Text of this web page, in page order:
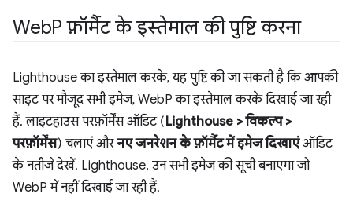
WebP फ़ॉर्मैट के इस्तेमाल की पुष्टि करना
Lighthouse का इस्तेमाल करके, यह पुष्टि की जा सकती है कि आपकी
साइट पर मौजूद सभी इमेज, WebP का इस्तेमाल करके दिखाई जा रही
हैं. लाइटहाउस परफ़ॉर्मेंस ऑडिट (Lighthouse > विकल्प >
परफ़ॉर्मेंस) चलाएं औरनए जनरेशन के फ़ॉर्मैट में इमेज दिखाएंऑडिट
के नतीजे देखें. Lighthouse, उन सभी इमेज की सूची बनाएगा जो
WebP में नहीं दिखाई जा रही हैं.